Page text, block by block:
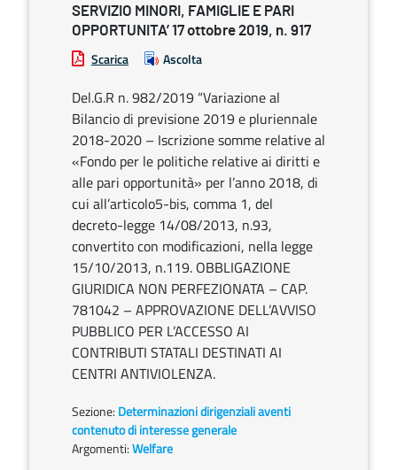
SERVIZIO MINORI, FAMIGLIE E PARI
OPPORTUNITA’ 17 ottobre 2019, n. 917
Scarica Ascolta
Del.G.R n. 982/2019 “Variazione al
Bilancio di previsione 2019 e pluriennale
2018-2020 – Iscrizione somme relative al
«Fondo per le politiche relative ai diritti e
alle pari opportunità» per l’anno 2018, di
cui all’articolo5-bis, comma 1, del
decreto-legge 14/08/2013, n.93,
convertito con modificazioni, nella legge
15/10/2013, n.119. OBBLIGAZIONE
GIURIDICA NON PERFEZIONATA – CAP.
781042 – APPROVAZIONE DELL’AVVISO
PUBBLICO PER L’ACCESSO AI
CONTRIBUTI STATALI DESTINATI AI
CENTRI ANTIVIOLENZA.
Sezione: Determinazioni dirigenziali aventi
contenuto di interesse generale
Argomenti:Welfare